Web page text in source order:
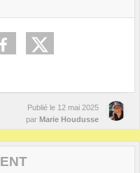
Publié le 12 mai 2025
par Marie Houdusse